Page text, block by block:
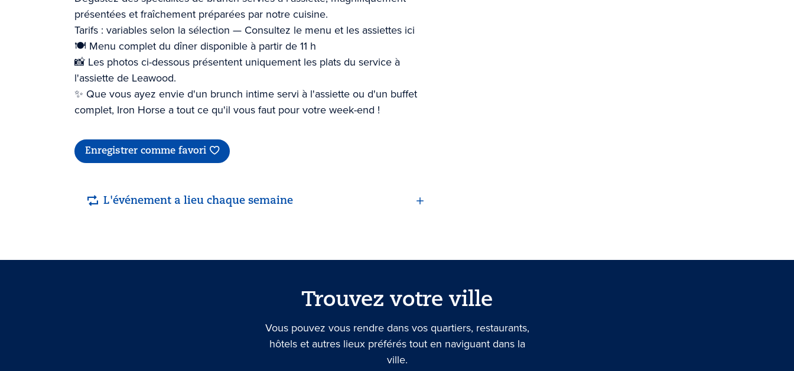
présentées et fraîchement préparées par notre cuisine.
Tarifs : variables selon la sélection — Consultez le menu et les assiettes ici
🍽️ Menu complet du dîner disponible à partir de 11 h
📸 Les photos ci-dessous présentent uniquement les plats du service à
l'assiette de Leawood.
✨ Que vous ayez envie d'un brunch intime servi à l'assiette ou d'un buffet
complet, Iron Horse a tout ce qu'il vous faut pour votre week-end !
Enregistrer comme favori
L'événement a lieu chaque semaine
Trouvez votre ville
Vous pouvez vous rendre dans vos quartiers, restaurants,
hôtels et autres lieux préférés tout en naviguant dans la
ville.